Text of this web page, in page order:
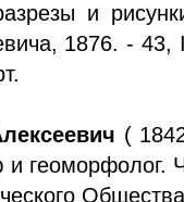
и
1876. - 43,
(
и геоморфолог.